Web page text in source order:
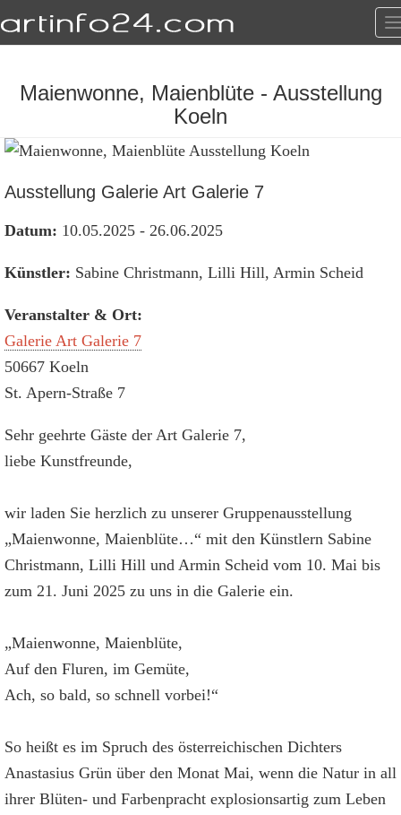
Maienwonne, Maienblüte - Ausstellung
Koeln
Ausstellung Galerie Art Galerie 7
Datum: 10.05.2025 - 26.06.2025
Künstler: Sabine Christmann, Lilli Hill, Armin Scheid
Veranstalter & Ort:
Galerie Art Galerie 7
50667 Koeln
St. Apern-Straße 7
Sehr geehrte Gäste der Art Galerie 7,
liebe Kunstfreunde,
wir laden Sie herzlich zu unserer Gruppenausstellung
„Maienwonne, Maienblüte…“ mit den Künstlern Sabine
Christmann, Lilli Hill und Armin Scheid vom 10. Mai bis
zum 21. Juni 2025 zu uns in die Galerie ein.
„Maienwonne, Maienblüte,
Auf den Fluren, im Gemüte,
Ach, so bald, so schnell vorbei!“
So heißt es im Spruch des österreichischen Dichters
Anastasius Grün über den Monat Mai, wenn die Natur in all
ihrer Blüten- und Farbenpracht explosionsartig zum Leben